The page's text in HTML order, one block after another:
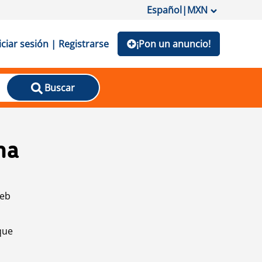
Español|MXN
sesión | Registrarse ¡Pon un anuncio!
Buscar